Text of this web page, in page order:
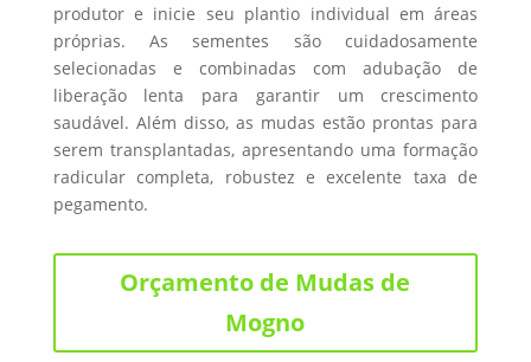
produtor e inicie seu plantio individual em áreas
próprias. As sementes são cuidadosamente
selecionadas e combinadas com adubação de
liberação lenta para garantir um crescimento
saudável. Além disso, as mudas estão prontas para
serem transplantadas, apresentando uma formação
radicular completa, robustez e excelente taxa de
pegamento.
Orçamento de Mudas de
Mogno